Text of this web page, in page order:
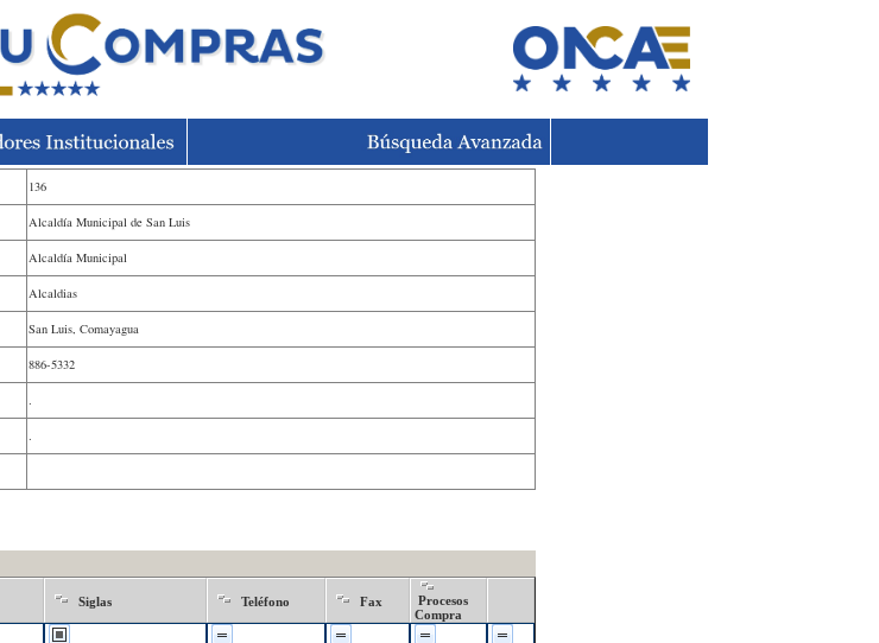
136
Alcaldía Municipal de San Luis
Alcaldía Municipal
Alcaldias
San Luis, Comayagua
886-5332
.
.
Siglas Teléfono Fax
Procesos
Compra